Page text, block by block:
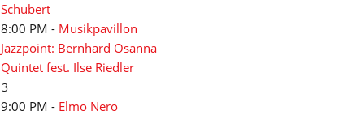
Schubert
8:00 PM - Musikpavillon
Jazzpoint: Bernhard Osanna
Quintet fest. Ilse Riedler
3
9:00 PM - Elmo Nero